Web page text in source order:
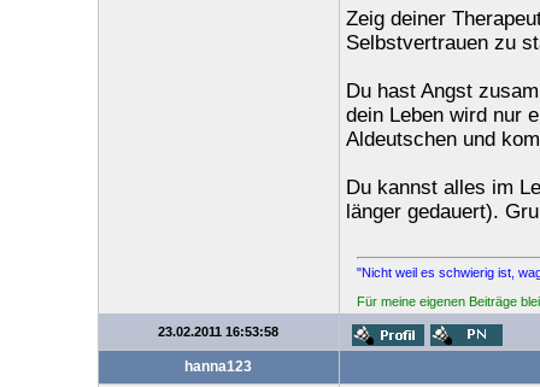
Zeig deiner
Selbstvertrauen zu
Du hast Angst
dein Leben wird nur
Aldeutschen und
Du kannst alles im
länger gedauert).
"Nicht weil es schwierig ist,
Für meine eigenen Beiträge
23.02.2011 16:53:58
hanna123